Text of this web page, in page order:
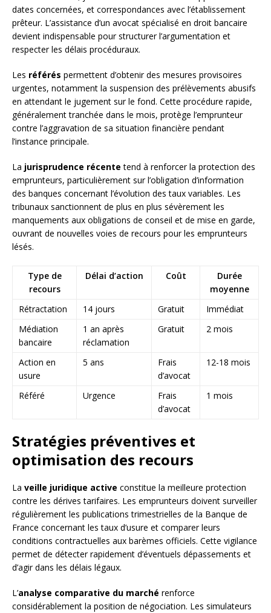
dates concernées, et correspondances avec l’établissement
prêteur. L’assistance d’un avocat spécialisé en droit bancaire
devient indispensable pour structurer l’argumentation et
respecter les délais procéduraux.
Les référés permettent d’obtenir des mesures provisoires
urgentes, notamment la suspension des prélèvements abusifs
en attendant le jugement sur le fond. Cette procédure rapide,
généralement tranchée dans le mois, protège l’emprunteur
contre l’aggravation de sa situation financière pendant
l’instance principale.
La jurisprudence récente tend à renforcer la protection des
emprunteurs, particulièrement sur l’obligation d’information
des banques concernant l’évolution des taux variables. Les
tribunaux sanctionnent de plus en plus sévèrement les
manquements aux obligations de conseil et de mise en garde,
ouvrant de nouvelles voies de recours pour les emprunteurs
lésés.
Type de
recours
Délai d’action Coût
Durée
moyenne
Rétractation
14 jours Gratuit
Immédiat
Médiation
bancaire
1 an après
réclamation
Gratuit 2 mois
Action en
usure
5 ans
Frais
d’avocat
12-18 mois
Référé Urgence
Frais
d’avocat
1 mois
Stratégies préventives et
optimisation des recours
La veille juridique active constitue la meilleure protection
contre les dérives tarifaires. Les emprunteurs doivent surveiller
régulièrement les publications trimestrielles de la Banque de
France concernant les taux d’usure et comparer leurs
conditions contractuelles aux barèmes officiels. Cette vigilance
permet de détecter rapidement d’éventuels dépassements et
d’agir dans les délais légaux.
L’analyse comparative du marché renforce
considérablement la position de négociation. Les simulateurs